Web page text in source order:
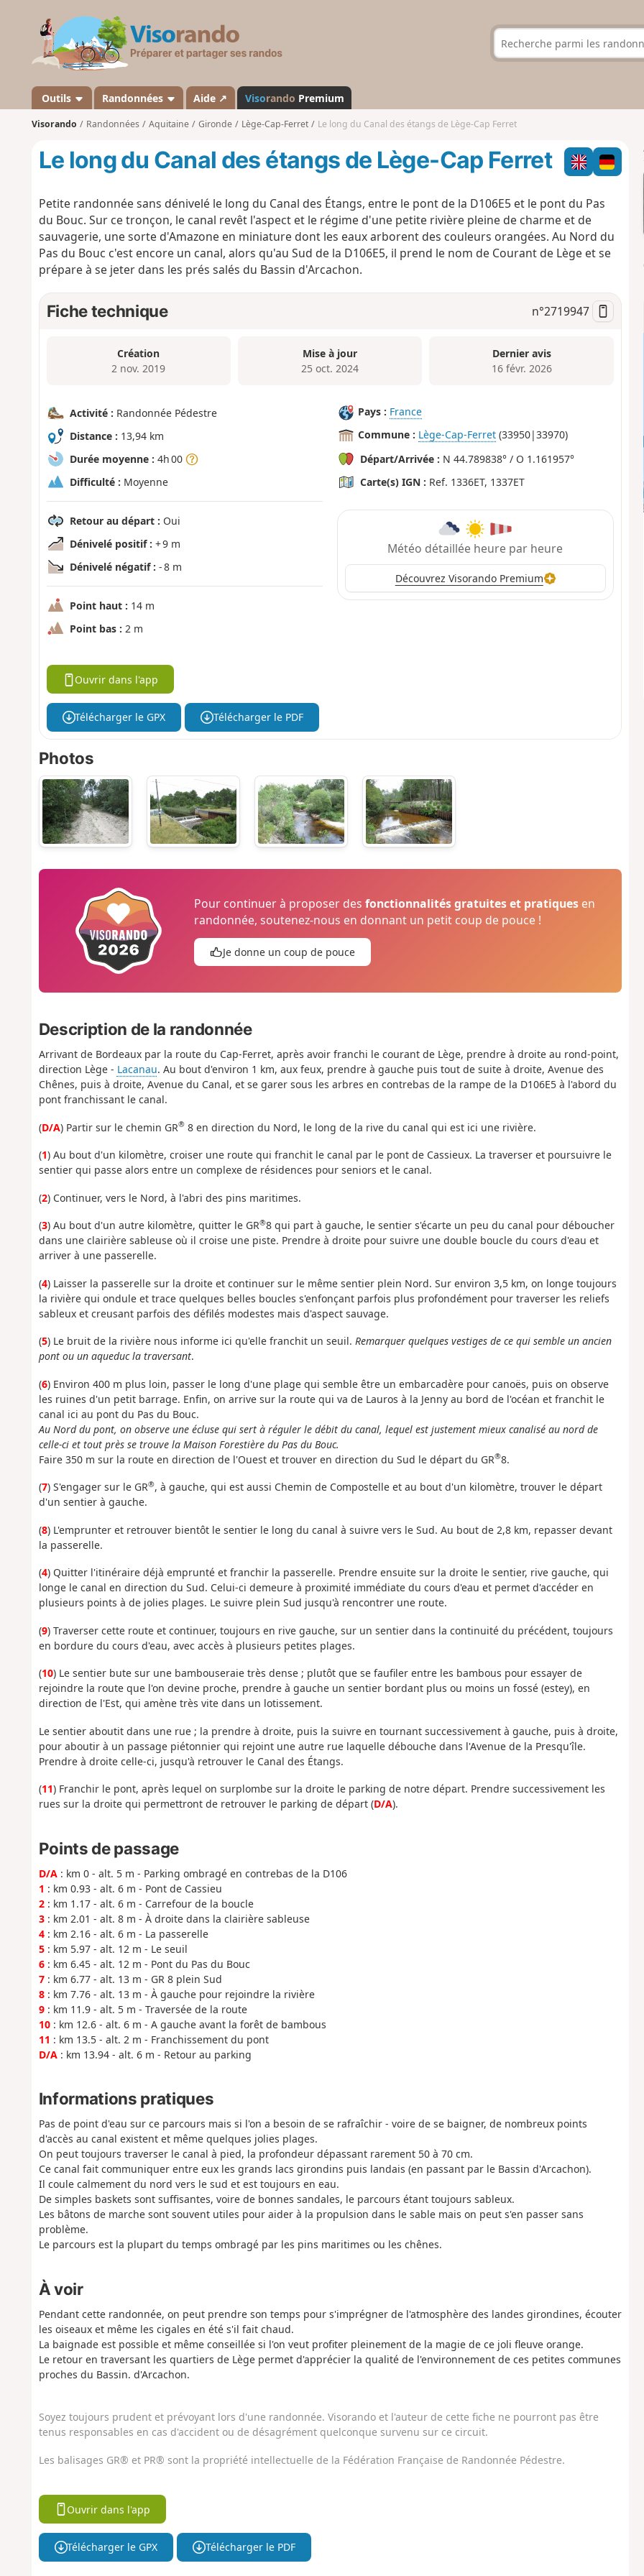
s
a
n
d
Outils Randonnées Aide ↗ Visorando Premium
Visorando Randonnées Aquitaine Gironde Lège-Cap-Ferret Le long du Canal des étangs de Lège-Cap Ferret
Le long du Canal des étangs de Lège-Cap Ferret
Petite randonnée sans dénivelé le long du Canal des Étangs, entre le pont de la D106E5 et le pont du Pas
du Bouc. Sur ce tronçon, le canal revêt l'aspect et le régime d'une petite rivière pleine de charme et de
sauvagerie, une sorte d'Amazone en miniature dont les eaux arborent des couleurs orangées. Au Nord du
Pas du Bouc c'est encore un canal, alors qu'au Sud de la D106E5, il prend le nom de Courant de Lège et se
prépare à se jeter dans les prés salés du Bassin d'Arcachon.
Fiche technique n°2719947
Création
2 nov. 2019
Mise à jour
25 oct. 2024
Dernier avis
16 févr. 2026
Activité : Randonnée Pédestre
Distance : 13,94 km
Durée moyenne : 4h 00
Difficulté : Moyenne
Retour au départ : Oui
Dénivelé positif : + 9 m
Dénivelé négatif : - 8 m
Point haut : 14 m
Point bas : 2 m
Pays : France
Commune : Lège-Cap-Ferret (33950|33970)
Départ/Arrivée : N 44.789838° / O 1.161957°
Carte(s) IGN : Ref. 1336ET, 1337ET
Météo détaillée heure par heure
Découvrez Visorando Premium
Ouvrir dans l'app
Télécharger le GPX Télécharger le PDF
Photos
Pour continuer à proposer desfonctionnalités gratuites et pratiques en
randonnée, soutenez-nous en donnant un petit coup de pouce !
Je donne un coup de pouce
Description de la randonnée
Arrivant de Bordeaux par la route du Cap-Ferret, après avoir franchi le courant de Lège, prendre à droite au rond-point,
direction Lège - Lacanau. Au bout d'environ 1 km, aux feux, prendre à gauche puis tout de suite à droite, Avenue des
Chênes, puis à droite, Avenue du Canal, et se garer sous les arbres en contrebas de la rampe de la D106E5 à l'abord du
pont franchissant le canal.
(D/A) Partir sur le chemin GR®8 en direction du Nord, le long de la rive du canal qui est ici une rivière.
(1) Au bout d'un kilomètre, croiser une route qui franchit le canal par le pont de Cassieux. La traverser et poursuivre le
sentier qui passe alors entre un complexe de résidences pour seniors et le canal.
(2) Continuer, vers le Nord, à l'abri des pins maritimes.
(3) Au bout d'un autre kilomètre, quitter le GR®8 qui part à gauche, le sentier s'écarte un peu du canal pour déboucher
dans une clairière sableuse où il croise une piste. Prendre à droite pour suivre une double boucle du cours d'eau et
arriver à une passerelle.
(4) Laisser la passerelle sur la droite et continuer sur le même sentier plein Nord. Sur environ 3,5 km, on longe toujours
la rivière qui ondule et trace quelques belles boucles s'enfonçant parfois plus profondément pour traverser les reliefs
sableux et creusant parfois des défilés modestes mais d'aspect sauvage.
(5) Le bruit de la rivière nous informe ici qu'elle franchit un seuil. Remarquer quelques vestiges de ce qui semble un ancien
pont ou un aqueduc la traversant.
(6) Environ 400 m plus loin, passer le long d'une plage qui semble être un embarcadère pour canoës, puis on observe
les ruines d'un petit barrage. Enfin, on arrive sur la route qui va de Lauros à la Jenny au bord de l'océan et franchit le
canal ici au pont du Pas du Bouc.
Au Nord du pont, on observe une écluse qui sert à réguler le débit du canal, lequel est justement mieux canalisé au nord de
celle-ci et tout près se trouve la Maison Forestière du Pas du Bouc.
Faire 350 m sur la route en direction de l'Ouest et trouver en direction du Sud le départ du GR®8.
(7) S'engager sur le GR®, à gauche, qui est aussi Chemin de Compostelle et au bout d'un kilomètre, trouver le départ
d'un sentier à gauche.
(8) L'emprunter et retrouver bientôt le sentier le long du canal à suivre vers le Sud. Au bout de 2,8 km, repasser devant
la passerelle.
(4) Quitter l'itinéraire déjà emprunté et franchir la passerelle. Prendre ensuite sur la droite le sentier, rive gauche, qui
longe le canal en direction du Sud. Celui-ci demeure à proximité immédiate du cours d'eau et permet d'accéder en
plusieurs points à de jolies plages. Le suivre plein Sud jusqu'à rencontrer une route.
(9) Traverser cette route et continuer, toujours en rive gauche, sur un sentier dans la continuité du précédent, toujours
en bordure du cours d'eau, avec accès à plusieurs petites plages.
(10) Le sentier bute sur une bambouseraie très dense ; plutôt que se faufiler entre les bambous pour essayer de
rejoindre la route que l'on devine proche, prendre à gauche un sentier bordant plus ou moins un fossé (estey), en
direction de l'Est, qui amène très vite dans un lotissement.
Le sentier aboutit dans une rue ; la prendre à droite, puis la suivre en tournant successivement à gauche, puis à droite,
pour aboutir à un passage piétonnier qui rejoint une autre rue laquelle débouche dans l'Avenue de la Presqu'île.
Prendre à droite celle-ci, jusqu'à retrouver le Canal des Étangs.
(11) Franchir le pont, après lequel on surplombe sur la droite le parking de notre départ. Prendre successivement les
rues sur la droite qui permettront de retrouver le parking de départ (D/A).
Points de passage
D/A: km 0 - alt. 5 m - Parking ombragé en contrebas de la D106
1 : km 0.93 - alt. 6 m - Pont de Cassieu
2: km 1.17 - alt. 6 m - Carrefour de la boucle
3: km 2.01 - alt. 8 m - À droite dans la clairière sableuse
4: km 2.16 - alt. 6 m - La passerelle
5: km 5.97 - alt. 12 m - Le seuil
6: km 6.45 - alt. 12 m - Pont du Pas du Bouc
7: km 6.77 - alt. 13 m - GR 8 plein Sud
8: km 7.76 - alt. 13 m - À gauche pour rejoindre la rivière
9: km 11.9 - alt. 5 m - Traversée de la route
10: km 12.6 - alt. 6 m - A gauche avant la forêt de bambous
11 : km 13.5 - alt. 2 m - Franchissement du pont
D/A: km 13.94 - alt. 6 m - Retour au parking
Informations pratiques
Pas de point d'eau sur ce parcours mais si l'on a besoin de se rafraîchir - voire de se baigner, de nombreux points
d'accès au canal existent et même quelques jolies plages.
On peut toujours traverser le canal à pied, la profondeur dépassant rarement 50 à 70 cm.
Ce canal fait communiquer entre eux les grands lacs girondins puis landais (en passant par le Bassin d'Arcachon).
Il coule calmement du nord vers le sud et est toujours en eau.
De simples baskets sont suffisantes, voire de bonnes sandales, le parcours étant toujours sableux.
Les bâtons de marche sont souvent utiles pour aider à la propulsion dans le sable mais on peut s'en passer sans
problème.
Le parcours est la plupart du temps ombragé par les pins maritimes ou les chênes.
À voir
Pendant cette randonnée, on peut prendre son temps pour s'imprégner de l'atmosphère des landes girondines, écouter
les oiseaux et même les cigales en été s'il fait chaud.
La baignade est possible et même conseillée si l'on veut profiter pleinement de la magie de ce joli fleuve orange.
Le retour en traversant les quartiers de Lège permet d'apprécier la qualité de l'environnement de ces petites communes
proches du Bassin. d'Arcachon.
Soyez toujours prudent et prévoyant lors d'une randonnée. Visorando et l'auteur de cette fiche ne pourront pas être
tenus responsables en cas d'accident ou de désagrément quelconque survenu sur ce circuit.
Les balisages GR® et PR® sont la propriété intellectuelle de la Fédération Française de Randonnée Pédestre.
Ouvrir dans l'app
Télécharger le GPX Télécharger le PDF